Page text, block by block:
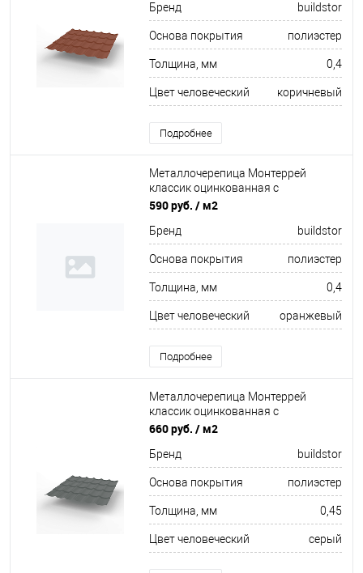
Бренд buildstor
Основа покрытия полиэстер
Толщина, мм 0,4
Цвет человеческий коричневый
Подробнее
Металлочерепица Монтеррей
классик оцинкованная с
полимерным покрытием
590 руб. / м2
Бренд buildstor
Основа покрытия полиэстер
Толщина, мм 0,4
Цвет человеческий оранжевый
Подробнее
Металлочерепица Монтеррей
классик оцинкованная с
полимерным покрытием
660 руб. / м2
Бренд buildstor
Основа покрытия полиэстер
Толщина, мм 0,45
Цвет человеческий серый